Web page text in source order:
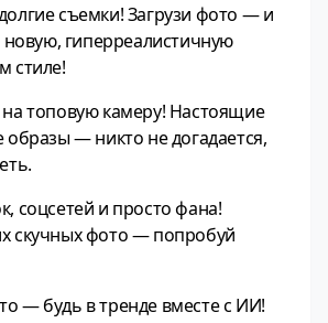
съемки! Загрузи фото — и
новую, гиперреалистичную
стиле!
на топовую камеру! Настоящие
— никто не догадается,
соцсетей и просто фана!
скучных фото — попробуй
— будь в тренде вместе с ИИ!